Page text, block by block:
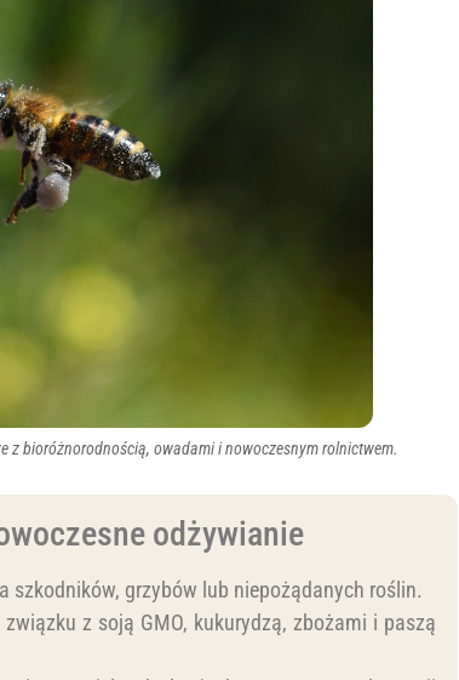
z bioróżnorodnością, owadami i nowoczesnym rolnictwem.
odżywianie
szkodników, grzybów lub niepożądanych roślin.
z soją GMO, kukurydzą, zbożami i paszą